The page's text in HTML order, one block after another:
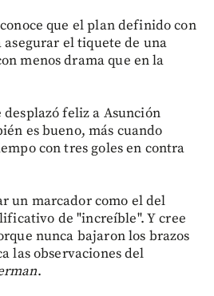
que el plan definido con
el tiquete de una
menos drama que en la
desplazó feliz a Asunción
es bueno, más cuando
con tres goles en contra
un marcador como el del
de "increíble". Y cree
nunca bajaron los brazos
las observaciones del
.